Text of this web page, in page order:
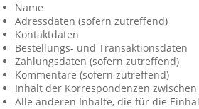
Name
Adressdaten (sofern zutreffend)
Kontaktdaten
Bestellungs- und Transaktionsdaten
Zahlungsdaten (sofern zutreffend)
Kommentare (sofern zutreffend)
Inhalt der Korrespondenzen
Alle anderen Inhalte, die für die